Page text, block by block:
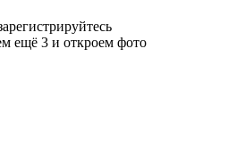
ещё 3 и откроем фото